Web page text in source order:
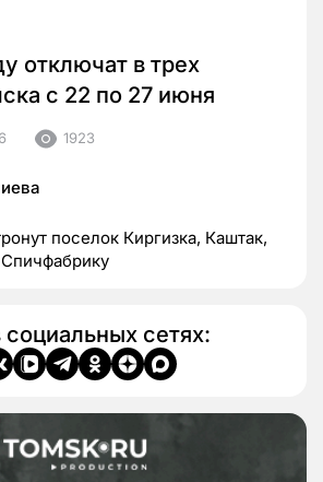
отключат в трех
с 22 по 27 июня
1923
поселок Киргизка, Каштак,
сетях: